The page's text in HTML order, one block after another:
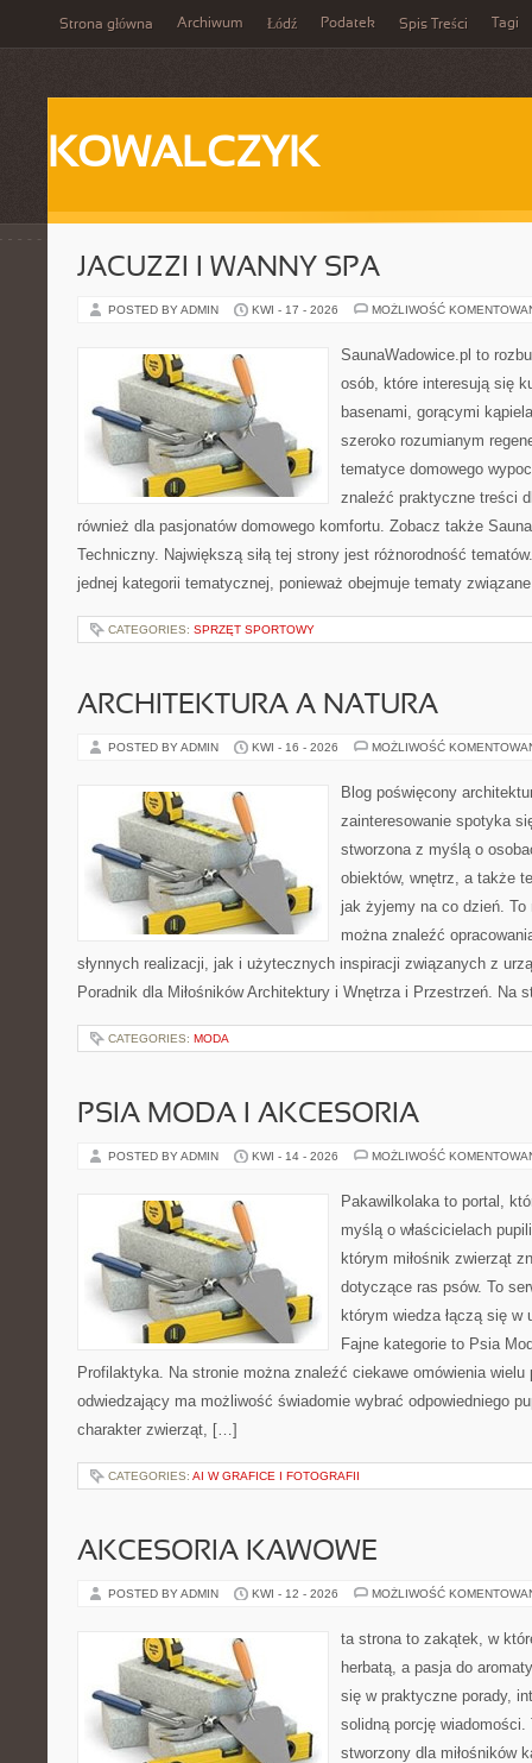
Strona główna Archiwum Łódź Podatek Spis Treści Tagi
KOWALCZYK
JACUZZI I WANNY SPA
POSTED BY ADMIN KWI - 17 - 2026 MOŻLIWOŚĆ
SaunaWadowice.pl to
osób, które interesują się
basenami, gorącymi
szeroko rozumianym
tematyce domowego
znaleźć praktyczne treści
również dla pasjonatów domowego komfortu. Zobacz także
Techniczny. Największą siłą tej strony jest różnorodność
jednej kategorii tematycznej, ponieważ obejmuje tematy
CATEGORIES: SPRZĘT SPORTOWY
ARCHITEKTURA A NATURA
POSTED BY ADMIN KWI - 16 - 2026 MOŻLIWOŚĆ
Blog poświęcony
zainteresowanie spotyka
stworzona z myślą o
obiektów, wnętrz, a także
jak żyjemy na co dzień.
można znaleźć
słynnych realizacji, jak i użytecznych inspiracji związanych z
Poradnik dla Miłośników Architektury i Wnętrza i Przestrzeń.
CATEGORIES: MODA
PSIA MODA I AKCESORIA
POSTED BY ADMIN KWI - 14 - 2026 MOŻLIWOŚĆ
Pakawilkolaka to portal,
myślą o właścicielach
którym miłośnik zwierząt
dotyczące ras psów. To
którym wiedza łączą się w
Fajne kategorie to Psia
Profilaktyka. Na stronie można znaleźć ciekawe omówienia
odwiedzający ma możliwość świadomie wybrać odpowiedniego
charakter zwierząt, […]
CATEGORIES: AI W GRAFICE I FOTOGRAFII
AKCESORIA KAWOWE
POSTED BY ADMIN KWI - 12 - 2026 MOŻLIWOŚĆ
ta strona to zakątek, w
herbatą, a pasja do
się w praktyczne porady,
solidną porcję wiadomości.
stworzony dla miłośników